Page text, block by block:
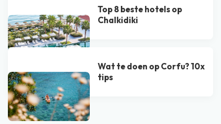
Top 8 beste hotels op
Chalkidiki
Wat te doen op Corfu? 10x
tips
Bekijk alle blogs